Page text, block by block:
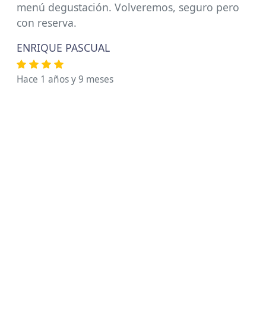
menú degustación. Volveremos, seguro pero
con reserva.
ENRIQUE PASCUAL
Hace 1 años y 9 meses